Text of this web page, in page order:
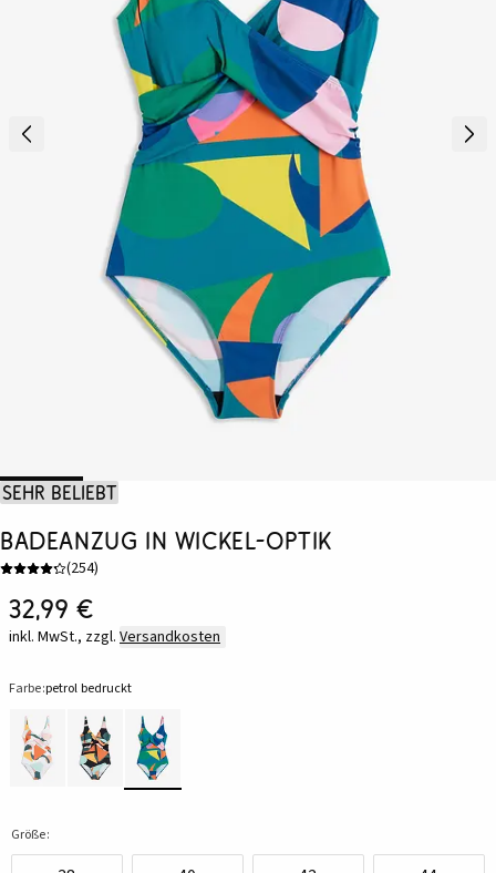
Sehr beliebt
Badeanzug in Wickel-Optik
(254)
32,99 €
inkl. MwSt., zzgl. Versandkosten
Farbe:petrol bedruckt
Größe: